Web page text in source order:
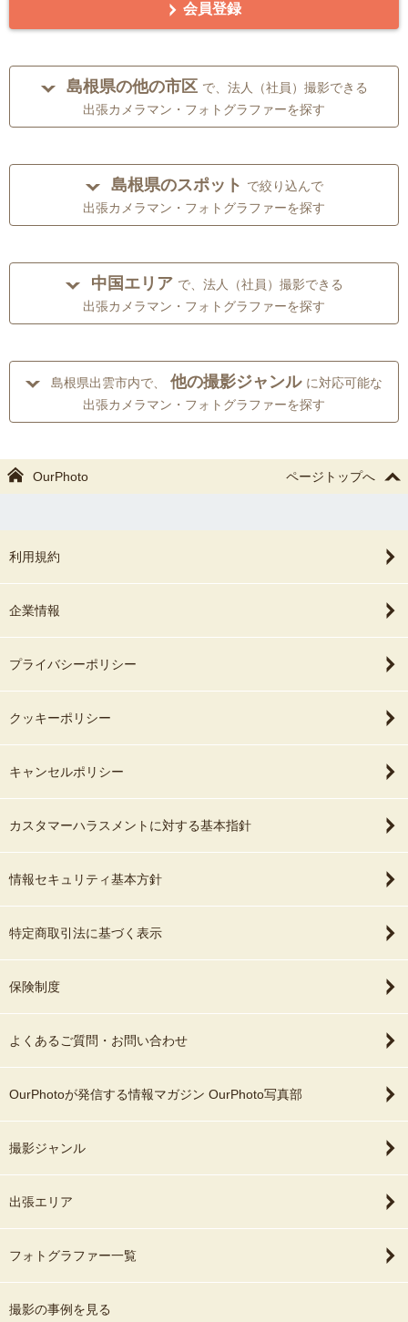
会員登録
島根県の他の市区 で、法人（社員）撮影できる
出張カメラマン・フォトグラファーを探す
島根県のスポット で絞り込んで
出張カメラマン・フォトグラファーを探す
中国エリア で、法人（社員）撮影できる
出張カメラマン・フォトグラファーを探す
島根県出雲市内で、 他の撮影ジャンル に対応可能な
出張カメラマン・フォトグラファーを探す
OurPhoto ページトップへ
利用規約
企業情報
プライバシーポリシー
クッキーポリシー
キャンセルポリシー
カスタマーハラスメントに対する基本指針
情報セキュリティ基本方針
特定商取引法に基づく表示
保険制度
よくあるご質問・お問い合わせ
OurPhotoが発信する情報マガジン OurPhoto写真部
撮影ジャンル
出張エリア
フォトグラファー一覧
撮影の事例を見る